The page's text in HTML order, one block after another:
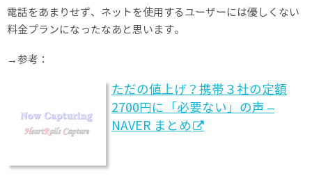
電話をあまりせず、ネットを使用するユーザーには優しくない
料金プランになったなあと思います。
→参考：
ただの値上げ？携帯３社の定額
2700円に「必要ない」の声 –
NAVER まとめ